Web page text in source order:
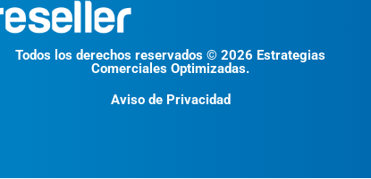
Todos los derechos reservados © 2026 Estrategias
Comerciales Optimizadas.
Aviso de Privacidad